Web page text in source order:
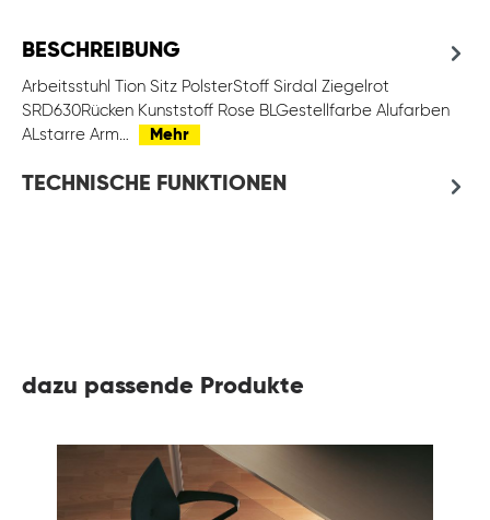
BESCHREIBUNG
Arbeitsstuhl Tion Sitz PolsterStoff Sirdal Ziegelrot
SRD630Rücken Kunststoff Rose BLGestellfarbe Alufarben
ALstarre Arm…
Mehr
TECHNISCHE FUNKTIONEN
dazu passende Produkte